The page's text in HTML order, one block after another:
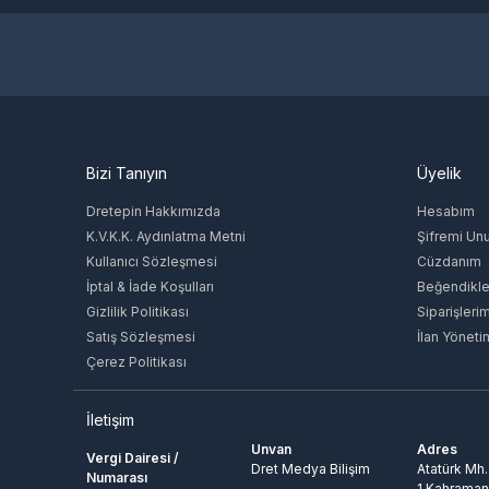
Blizzard Entertainment
Gravity
Rockstar Games
ESTsoft
battle.net
Paribu
TQ Digital Entertainment
Cross Fire
Dsmart
Tencent
Bizi Tanıyın
Dretepin Hakkımızda
K.V.K.K. Aydınlatma Metni
Kullanıcı Sözleşmesi
İptal & İade Koşulları
Gizlilik Politikası
Satış Sözleşmesi
Çerez Politikası
Üyelik
Hesabım
Şifremi
Cüzdanım
Siparişlerim
İlan
İletişim
Vergi Dairesi /
Numarası
Unvan
Dret Medya Bilişim
Adres
Atatürk Mh.